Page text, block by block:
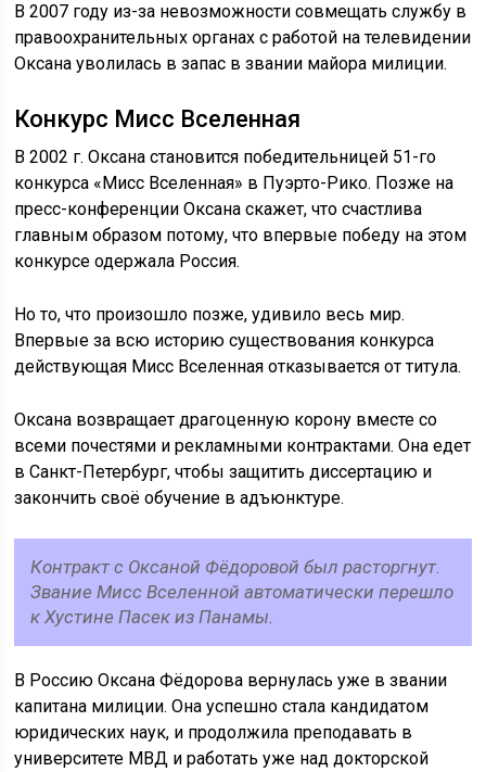
В 2007 году из-за невозможности совмещать службу в
правоохранительных органах с работой на телевидении
Оксана уволилась в запас в звании майора милиции.
Конкурс Мисс Вселенная
В 2002 г. Оксана становится победительницей 51-го
конкурса «Мисс Вселенная» в Пуэрто-Рико. Позже на
пресс-конференции Оксана скажет, что счастлива
главным образом потому, что впервые победу на этом
конкурсе одержала Россия.
Но то, что произошло позже, удивило весь мир.
Впервые за всю историю существования конкурса
действующая Мисс Вселенная отказывается от титула.
Оксана возвращает драгоценную корону вместе со
всеми почестями и рекламными контрактами. Она едет
в Санкт-Петербург, чтобы защитить диссертацию и
закончить своё обучение в адъюнктуре.
Контракт с Оксаной Фёдоровой был расторгнут.
Звание Мисс Вселенной автоматически перешло
к Хустине Пасек из Панамы.
В Россию Оксана Фёдорова вернулась уже в звании
капитана милиции. Она успешно стала кандидатом
юридических наук, и продолжила преподавать в
университете МВД и работать уже над докторской